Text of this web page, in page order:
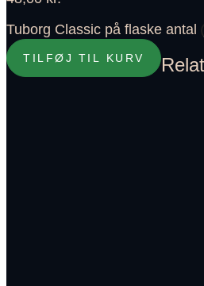
Tuborg Classic på flaske antal
TILFØJ TIL KURV